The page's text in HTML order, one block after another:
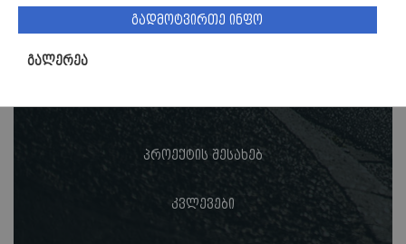
გადმოტვირთე ინფო
გალერეა
პროექტის შესახებ
კვლევები